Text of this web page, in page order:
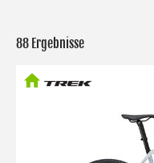
88 Ergebnisse